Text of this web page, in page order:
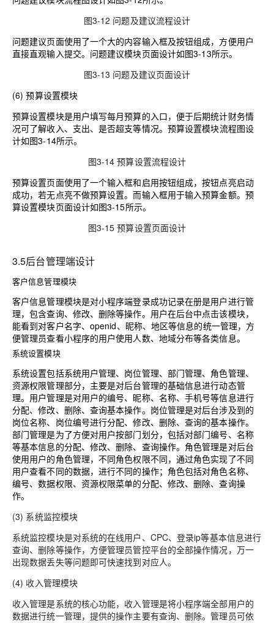
图3-12 问题及建议流程设计
问题建议页面使用了一个大的内容输入框及按钮组成，方便用户
直接直观输入提交。 问题建议模块页面设计如图3-13所示。
图3-13 问题及建议页面设计
(6)预算设置模块
预算设置模块是用户填写每月预算的入口，便于后期统计财务情
况可了解收入、支出、是否超支等情况。 预算设置模块流程图设
计如图3-14所示。
图3-14 预算设置流程设计
预算设置页面使用了一个输入框和启用按钮组成，按钮点亮启动
成功，若无点亮不做预算设置。而输入框用于输入预算金额。 预
算设置模块页面设计如图3-15所示。
图3-15 预算设置页面设计
3.5后台管理端设计
客户信息管理模块
客户信息管理模块是对小程序端登录成功记录在册是用户进行管
理，包含查询、修改、删除等操作。用户在后台中点击该模块，
能看到对客户名字、openid、昵称、地区等信息的统一管理，方
便管理员查看小程序的用户使用人数、地域分布等各类信息。
系统设置模块
系统设置包括系统用户管理、岗位管理、部门管理、角色管理、
资源权限管理部分，主要是对后台管理的基础信息进行动态管
理。用户管理是对用户的编号、昵称、名称、手机号等信息进行
分配、修改、删除、查询基本操作。岗位管理是对后台涉及到的
岗位名称、岗位编号进行分配、修改、删除、查询的基本操作。
部门管理是为了方便对用户按部门划分，包括对部门编号、名称
等基本信息的分配、修改、删除、查询操作。角色管理是对后台
使用用户的角色管理，不同角色权限不同，通过角色实现了不同
用户查看不同的数据，进行不同的操作；角色包括对角色名称、
编号、数据权限、资源权限菜单的分配、修改、删除、查询操
作。
(3) 系统监控模块
系统监控模块是对系统的在线用户、CPC、登录ip等基本信息进行
查询、删除等操作，方便管理员管控平台的全部操作情况，万一
出现数据丢失等问题即可快速找到对应人。
(4) 收入管理模块
收入管理是系统的核心功能，收入管理是将小程序端全部用户的
数据进行统一管理，提供的操作主要有查询、删除。管理员可依